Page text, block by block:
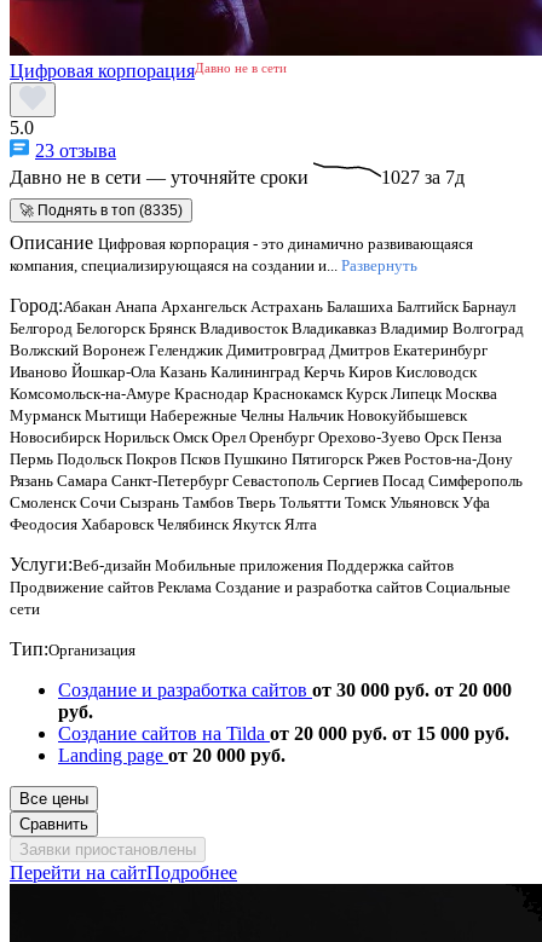
Цифровая корпорацияДавно не в сети
5.0
23 отзыва
Давно не в сети — уточняйте сроки
1027 за 7д
🚀 Поднять в топ (8335)
Описание Цифровая корпорация - это динамично развивающаяся
компания, специализирующаяся на создании и...
Развернуть
Город:Абакан Анапа Архангельск Астрахань Балашиха Балтийск Барнаул
Белгород Белогорск Брянск Владивосток Владикавказ Владимир Волгоград
Волжский Воронеж Геленджик Димитровград Дмитров Екатеринбург
Иваново Йошкар-Ола Казань Калининград Керчь Киров Кисловодск
Комсомольск-на-Амуре Краснодар Краснокамск Курск Липецк Москва
Мурманск Мытищи Набережные Челны Нальчик Новокуйбышевск
Новосибирск Норильск Омск Орел Оренбург Орехово-Зуево Орск Пенза
Пермь Подольск Покров Псков Пушкино Пятигорск Ржев Ростов-на-Дону
Рязань Самара Санкт-Петербург Севастополь Сергиев Посад Симферополь
Смоленск Сочи Сызрань Тамбов Тверь Тольятти Томск Ульяновск Уфа
Феодосия Хабаровск Челябинск Якутск Ялта
Услуги:Веб-дизайн Мобильные приложения Поддержка сайтов
Продвижение сайтов Реклама Создание и разработка сайтов Социальные
сети
Тип:Организация
Создание и разработка сайтов от 30 000 руб. от 20 000
руб.
Создание сайтов на Tilda от 20 000 руб. от 15 000 руб.
Landing page от 20 000 руб.
Все цены
Сравнить
Заявки приостановлены
Перейти на сайтПодробнее